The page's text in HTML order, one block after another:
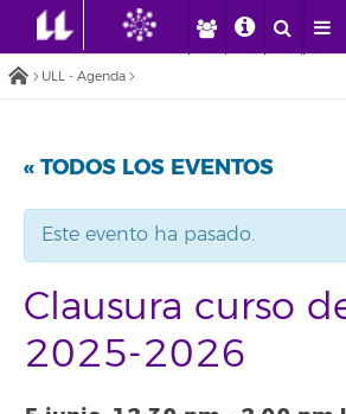
ULL - Agenda
« TODOS LOS EVENTOS
Este evento ha pasado.
Clausura curso
2025-2026